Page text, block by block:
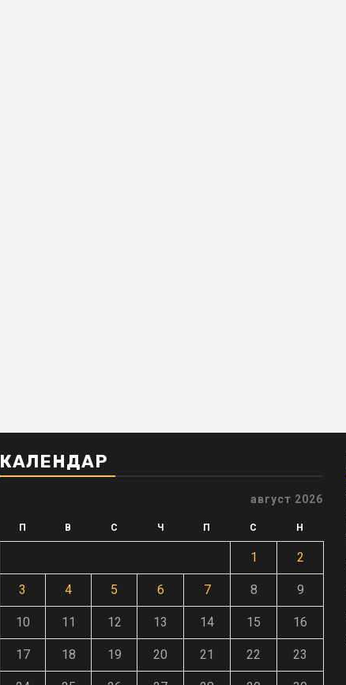
КАЛЕНДАР
август 2026
П В С Ч П С Н
1 2
3 4 5 6 7 8 9
10 11 12 13 14 15 16
17 18 19 20 21 22 23